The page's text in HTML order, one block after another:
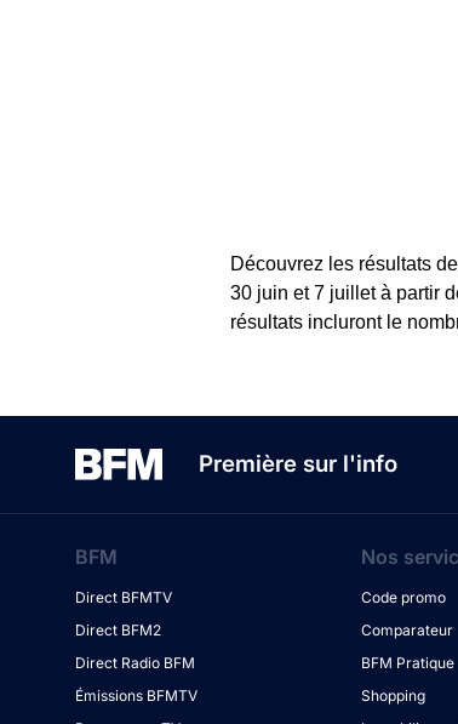
Découvrez les résultats
30 juin et 7 juillet à partir
résultats incluront le
Première sur l'info
BFM
Direct BFMTV
Direct BFM2
Direct Radio BFM
Émissions BFMTV
Nos
Code promo
Comparateur
BFM Pratique
Shopping